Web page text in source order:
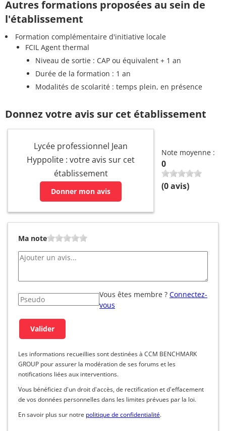
Autres formations proposées au sein de
l'établissement
Formation complémentaire d'initiative locale
FCIL Agent thermal
Niveau de sortie : CAP ou équivalent + 1 an
Durée de la formation : 1 an
Modalités de scolarité : temps plein, en présence
Donnez votre avis sur cet établissement
Lycée professionnel Jean
Hyppolite : votre avis sur cet
établissement
Donner mon avis
Note moyenne :
0
(0avis)
Ma note
Vous êtes membre ? Connectez-
vous
Les informations recueillies sont destinées à CCM BENCHMARK
GROUP pour assurer la modération de ses forums et les
notifications liées aux interventions.
Vous bénéficiez d'un droit d'accès, de rectification et d'effacement
de vos données personnelles dans les limites prévues par la loi.
En savoir plus sur notre politique de confidentialité.